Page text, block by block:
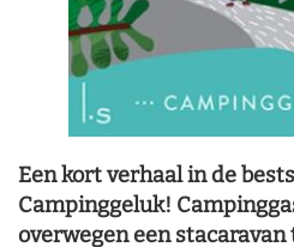
Een kort verhaal in de
Campinggeluk!
overwegen een